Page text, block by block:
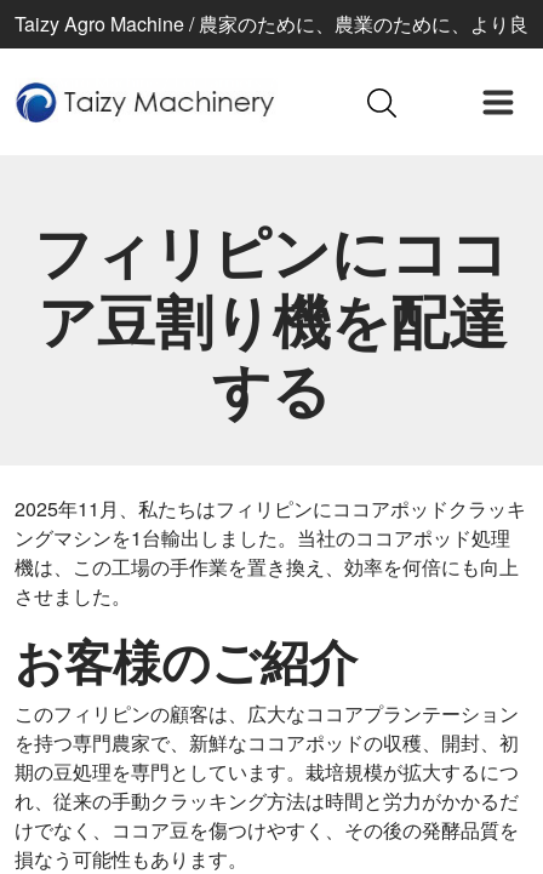
Taizy Agro Machine / 農家のために、農業のために、より良
フィリピンにココ
ア豆割り機を配達
する
2025年11月、私たちはフィリピンにココアポッドクラッキ
ングマシンを1台輸出しました。当社のココアポッド処理
機は、この工場の手作業を置き換え、効率を何倍にも向上
させました。
お客様のご紹介
このフィリピンの顧客は、広大なココアプランテーション
を持つ専門農家で、新鮮なココアポッドの収穫、開封、初
期の豆処理を専門としています。栽培規模が拡大するにつ
れ、従来の手動クラッキング方法は時間と労力がかかるだ
けでなく、ココア豆を傷つけやすく、その後の発酵品質を
損なう可能性もあります。